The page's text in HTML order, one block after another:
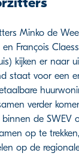
Minko de
François
kijken er naar
staat voor een
verder
de SWEV
op te
op de